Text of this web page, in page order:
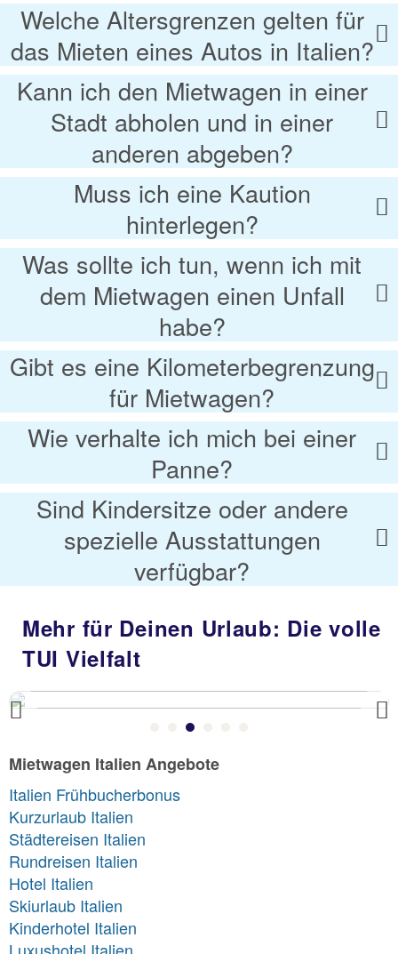
Welche Altersgrenzen gelten für
das Mieten eines Autos in Italien?
Kann ich den Mietwagen in einer
Stadt abholen und in einer
anderen abgeben?
Muss ich eine Kaution
hinterlegen?
Was sollte ich tun, wenn ich mit
dem Mietwagen einen Unfall
habe?
Gibt es eine Kilometerbegrenzung
für Mietwagen?
Wie verhalte ich mich bei einer
Panne?
Sind Kindersitze oder andere
spezielle Ausstattungen
verfügbar?
Mehr für Deinen Urlaub: Die volle
TUI Vielfalt
Previous
Mietwagen Italien Angebote
Italien Frühbucherbonus
Kurzurlaub Italien
Städtereisen Italien
Rundreisen Italien
Hotel Italien
Skiurlaub Italien
Kinderhotel Italien